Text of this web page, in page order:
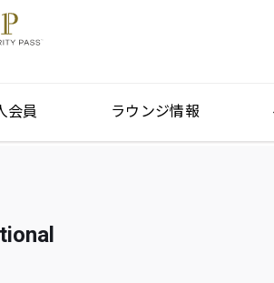
会員 ラウンジ情報